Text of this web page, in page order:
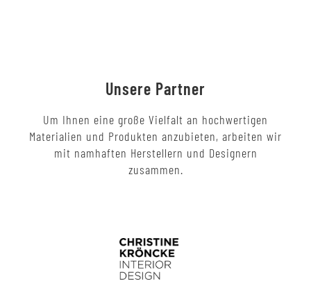
Unsere Partner
Um Ihnen eine große Vielfalt an hochwertigen
Materialien und Produkten anzubieten, arbeiten wir
mit namhaften Herstellern und Designern
zusammen.